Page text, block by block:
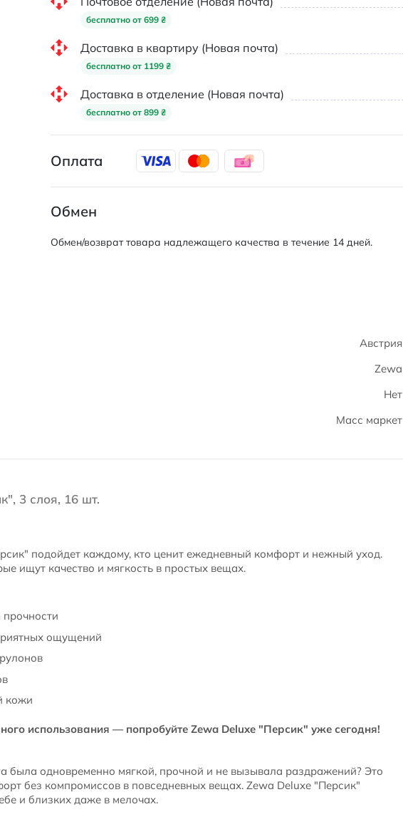
бесплатно от 699 ₴
Доставка в квартиру (Новая почта)
бесплатно от 1199 ₴
Доставка в отделение (Новая почта)
бесплатно от 899 ₴
Оплата
Обмен
Обмен/возврат товара надлежащего качества в течение 14 дней.
Австрия
Zewa
Нет
Масс маркет
3 слоя, 16 шт.
подойдет каждому, кто ценит ежедневный комфорт и нежный уход.
ищут качество и мягкость в простых вещах.
прочности
ощущений
кожи
использования — попробуйте Zewa Deluxe "Персик" уже сегодня!
была одновременно мягкой, прочной и не вызывала раздражений? Это
без компромиссов в повседневных вещах. Zewa Deluxe "Персик"
и близких даже в мелочах.